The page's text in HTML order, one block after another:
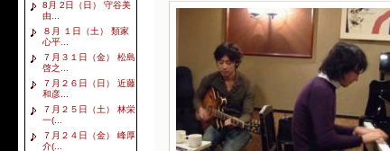
8月 2日（日） 守谷美
由...
８月 １日（土） 類家
心平...
７月３１日（金） 松島
啓之...
７月２６日（日） 近藤
和彦...
７月２５日（土） 林栄
一(...
７月２４日（金） 峰厚
介(...